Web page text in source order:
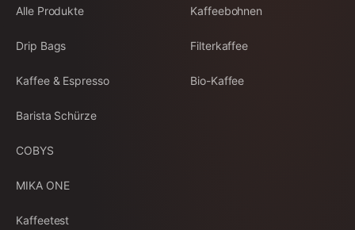
Alle Produkte
Drip Bags
Kaffee & Espresso
Barista Schürze
COBYS
MIKA ONE
Kaffeetest
Kaffeebohnen
Filterkaffee
Bio-Kaffee